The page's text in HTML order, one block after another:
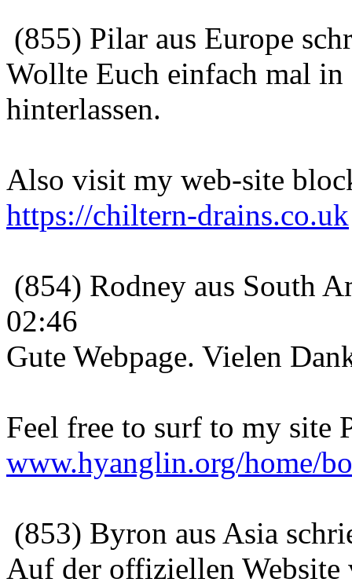
(855) Pilar aus Europe
Wollte Euch einfach mal in
hinterlassen.
Also visit my web-site
https://chiltern-drains.co.uk
(854) Rodney aus South
02:46
Gute Webpage. Vielen
Feel free to surf to my site
www.hyanglin.org/home/
(853) Byron aus Asia
Auf der offiziellen